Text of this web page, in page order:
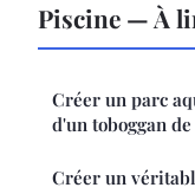
Piscine — À
Créer un parc
d'un toboggan
Créer un